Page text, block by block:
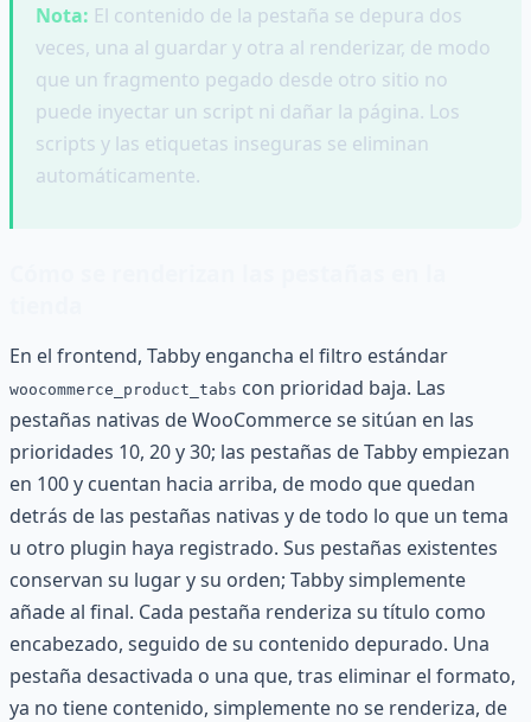
Nota: El contenido de la pestaña se depura dos
veces, una al guardar y otra al renderizar, de modo
que un fragmento pegado desde otro sitio no
puede inyectar un script ni dañar la página. Los
scripts y las etiquetas inseguras se eliminan
automáticamente.
En el frontend, Tabby engancha el filtro estándar
woocommerce_product_tabs con prioridad baja. Las
pestañas nativas de WooCommerce se sitúan en las
prioridades 10, 20 y 30; las pestañas de Tabby empiezan
en 100 y cuentan hacia arriba, de modo que quedan
detrás de las pestañas nativas y de todo lo que un tema
u otro plugin haya registrado. Sus pestañas existentes
conservan su lugar y su orden; Tabby simplemente
añade al final. Cada pestaña renderiza su título como
encabezado, seguido de su contenido depurado. Una
pestaña desactivada o una que, tras eliminar el formato,
ya no tiene contenido, simplemente no se renderiza, de